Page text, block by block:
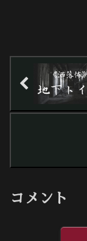
コメント